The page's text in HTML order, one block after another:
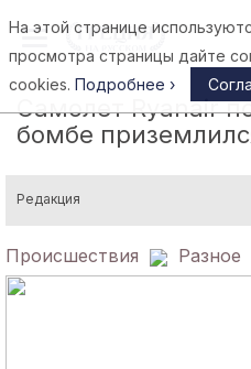
Самолет Ryanair
бомбе
Редакция
Происшествия Разное
На этой странице
просмотра страницы дайте
cookies. Подробнее ›